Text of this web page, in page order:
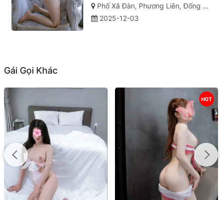
Phố Xã Đàn, Phương Liên, Đống Đa, Hà Nội
2025-12-03
Gái Gọi Khác
HOT